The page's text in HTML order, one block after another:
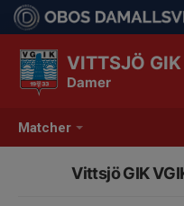
Matcher
VITTSJÖ
Damer
Vittsjö GIK